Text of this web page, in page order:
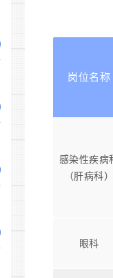
岗位名称
感染性疾病
（肝病科
眼科